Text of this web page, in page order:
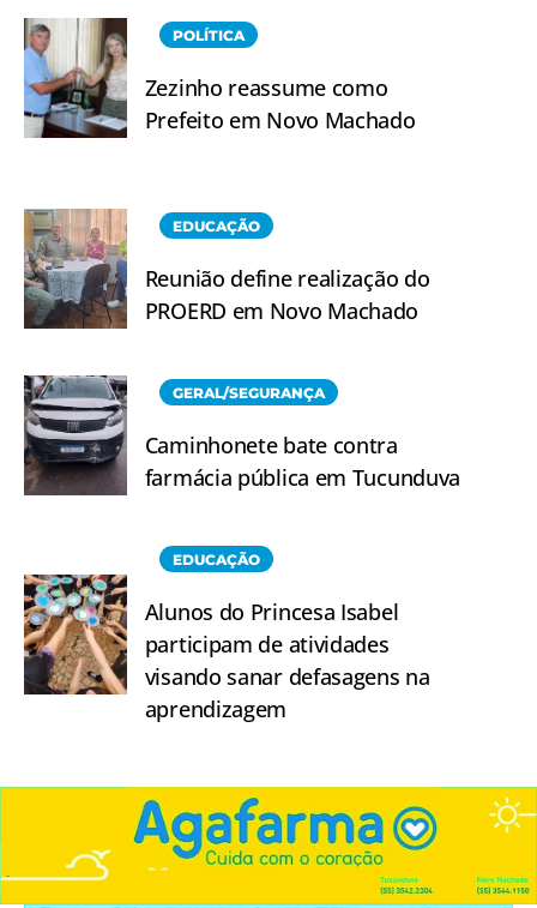
POLÍTICA
Zezinho reassume como
Prefeito em Novo Machado
EDUCAÇÃO
Reunião define realização do
PROERD em Novo Machado
GERAL/SEGURANÇA
Caminhonete bate contra
farmácia pública em Tucunduva
EDUCAÇÃO
Alunos do Princesa Isabel
participam de atividades
visando sanar defasagens na
aprendizagem